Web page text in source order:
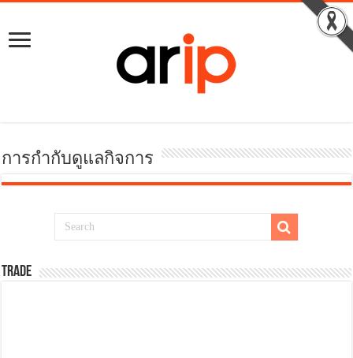
การกำกับดูแลกิจการ
TRADE